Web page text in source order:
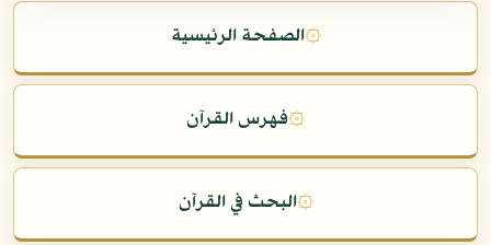
۞الصفحة الرئيسية
۞فهرس القرآن
۞البحث في القرآن